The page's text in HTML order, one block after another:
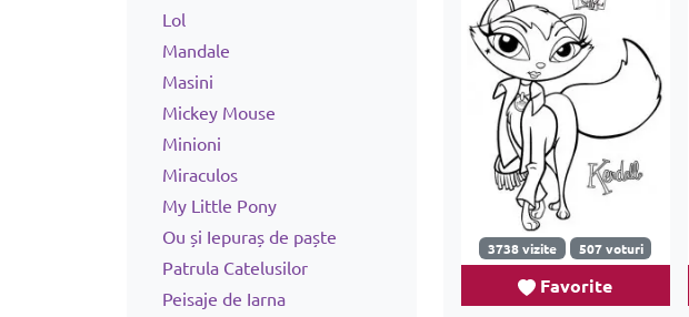
Lol
Mandale
Masini
Mickey Mouse
Minioni
Miraculos
My Little Pony
Ou și Iepuraș de paște
Patrula Catelusilor
Peisaje de Iarna
3738 vizite 507 voturi
Favorite